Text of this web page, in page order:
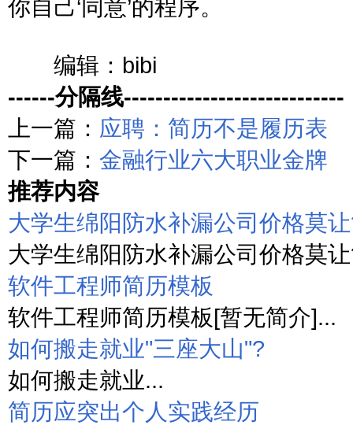
你自己‘同意’的程序。
编辑：bibi
------分隔线----------------------------
上一篇： 应聘：简历不是履历表
下一篇： 金融行业六大职业金牌
推荐内容
大学生绵阳防水补漏公司价格莫
大学生绵阳防水补漏公司价格莫
软件工程师简历模板
软件工程师简历模板[暂无简介]...
如何搬走就业"三座大山"?
如何搬走就业...
简历应突出个人实践经历